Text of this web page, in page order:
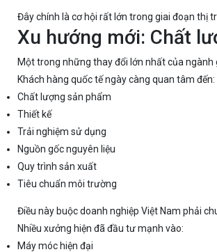
Đây chính là cơ hội rất lớn trong giai đoạn thị
Xu hướng mới: Chất
Một trong những thay đổi lớn nhất của
Khách hàng quốc tế ngày càng quan tâm đến:
Chất lượng sản phẩm
Thiết kế
Trải nghiệm sử dụng
Nguồn gốc nguyên liệu
Quy trình sản xuất
Tiêu chuẩn môi trường
Điều này buộc doanh nghiệp Việt Nam phải
Nhiều xưởng hiện đã đầu tư mạnh vào:
Máy móc hiện đại